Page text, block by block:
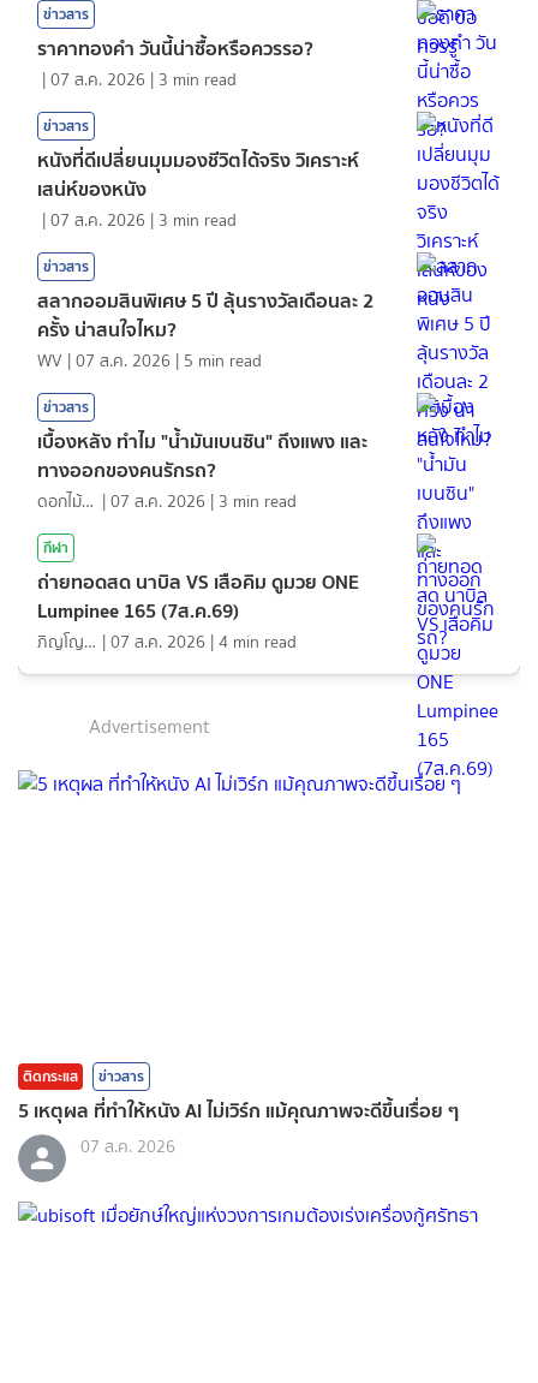
ข่าวสาร
ราคาทองคํา วันนี้น่าซื้อหรือควรรอ?
|07 ส.ค. 2026 | 3 min read
ข่าวสาร
หนังที่ดีเปลี่ยนมุมมองชีวิตได้จริง วิเคราะห์
เสน่ห์ของหนัง
|07 ส.ค. 2026 | 3 min read
ข่าวสาร
สลากออมสินพิเศษ 5 ปี ลุ้นรางวัลเดือนละ 2
ครั้ง น่าสนใจไหม?
WV |07 ส.ค. 2026 | 5 min read
ข่าวสาร
เบื้องหลัง ทำไม "น้ำมันเบนซิน" ถึงแพง และ
ทางออกของคนรักรถ?
ดอกไม้กับสายน้ำ |07 ส.ค. 2026 | 3 min read
กีฬา
ถ่ายทอดสด นาบิล VS เสือคิม ดูมวย ONE
Lumpinee 165 (7ส.ค.69)
ภิญโญ ส่องแสง |07 ส.ค. 2026 |4 min read
Advertisement
ติดกระแส ข่าวสาร
5 เหตุผล ที่ทำให้หนัง AI ไม่เวิร์ก แม้คุณภาพจะดีขึ้นเรื่อย ๆ
07 ส.ค. 2026